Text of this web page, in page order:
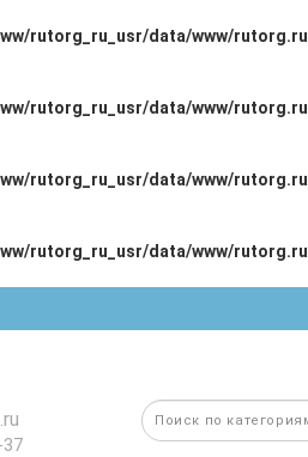
rutorg_ru_usr/data/www/
rutorg_ru_usr/data/www/
rutorg_ru_usr/data/www/
rutorg_ru_usr/data/www/